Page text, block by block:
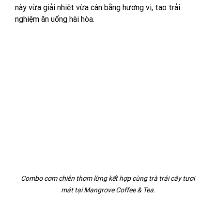
này vừa giải nhiệt vừa cân bằng hương vị, tạo trải
nghiệm ăn uống hài hòa.
Combo cơm chiên thơm lừng kết hợp cùng trà trái cây tươi
mát tại Mangrove Coffee & Tea.